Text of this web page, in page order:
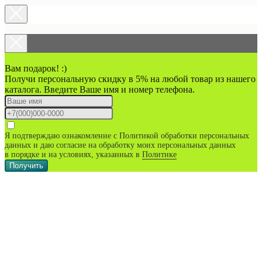
Вам подарок! :)
Получи персональную скидку в 5% на любой товар из нашего
каталога. Введите Ваше имя и номер телефона.
Я подтверждаю ознакомление с Политикой обработки персональных
данных и даю согласие на обработку моих персональных данных
в порядке и на условиях, указанных в Политике
Получить